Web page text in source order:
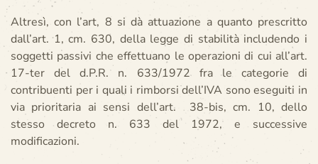
Altresì, con l’art, 8 si dà attuazione a quanto prescritto
dall’art. 1, cm. 630, della legge di stabilità includendo i
soggetti passivi che effettuano le operazioni di cui all’art.
17-ter del d.P.R. n. 633/1972 fra le categorie di
contribuenti per i quali i rimborsi dell’IVA sono eseguiti in
via prioritaria ai sensi dell’art. 38-bis, cm. 10, dello
stesso decreto n. 633 del 1972, e successive
modificazioni.